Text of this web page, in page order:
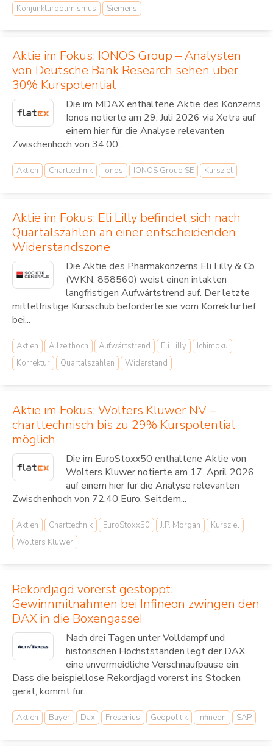
Konjunkturoptimismus Siemens
Aktie im Fokus: IONOS Group – Analysten
von Deutsche Bank Research sehen über
30% Kurspotential
Die im MDAX enthaltene Aktie des Konzerns
Ionos notierte am 29. Juli 2026 via Xetra auf
einem hier für die Analyse relevanten
Zwischenhoch von 34,00...
Aktien Charttechnik Ionos IONOS Group SE Kursziel
Aktie im Fokus: Eli Lilly befindet sich nach
Quartalszahlen an einer entscheidenden
Widerstandszone
Die Aktie des Pharmakonzerns Eli Lilly & Co
(WKN: 858560) weist einen intakten
langfristigen Aufwärtstrend auf. Der letzte
mittelfristige Kursschub beförderte sie vom Korrekturtief
bei...
Aktien Allzeithoch Aufwärtstrend Eli Lilly
Ichimoku
Korrektur
Quartalszahlen Widerstand
Aktie im Fokus: Wolters Kluwer NV –
charttechnisch bis zu 29% Kurspotential
möglich
Die im EuroStoxx50 enthaltene Aktie von
Wolters Kluwer notierte am 17. April 2026
auf einem hier für die Analyse relevanten
Zwischenhoch von 72,40 Euro. Seitdem...
Aktien Charttechnik EuroStoxx50 J.P. Morgan
Kursziel
Wolters Kluwer
Rekordjagd vorerst gestoppt:
Gewinnmitnahmen bei Infineon zwingen den
DAX in die Boxengasse!
Nach drei Tagen unter Volldampf und
historischen Höchstständen legt der DAX
eine unvermeidliche Verschnaufpause ein.
Dass die beispiellose Rekordjagd vorerst ins Stocken
gerät, kommt für...
Aktien Bayer Dax Fresenius Geopolitik Infineon SAP